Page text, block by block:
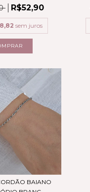
R$52,90
sem juros
BAIANO